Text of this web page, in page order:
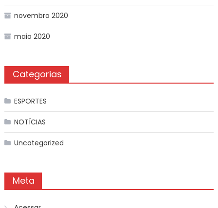
novembro 2020
maio 2020
Categorias
ESPORTES
NOTÍCIAS
Uncategorized
Meta